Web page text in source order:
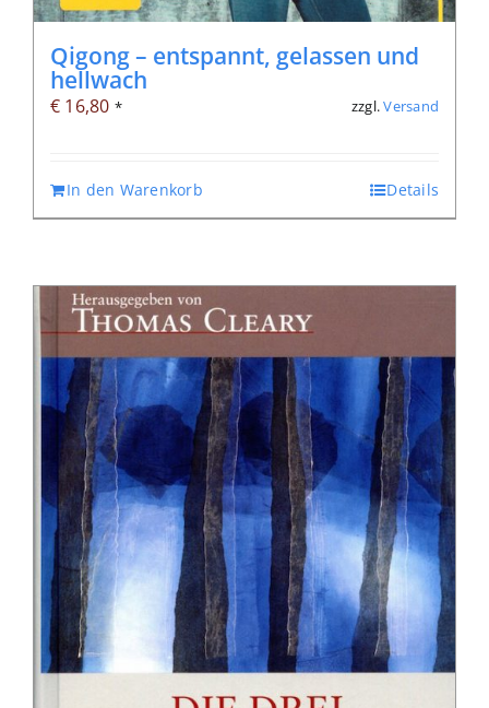
Qigong – entspannt, gelassen und
hellwach
€ 16,80 * zzgl.Versand
In den Warenkorb Details